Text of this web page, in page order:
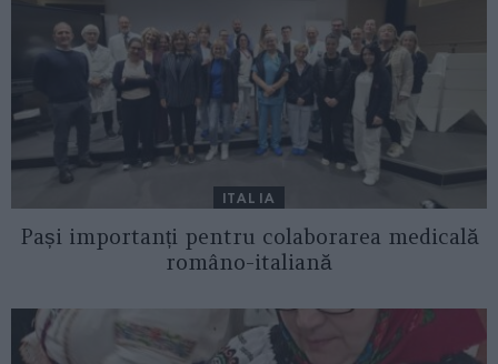
ITALIA
Pași importanți pentru colaborarea medicală
româno-italiană